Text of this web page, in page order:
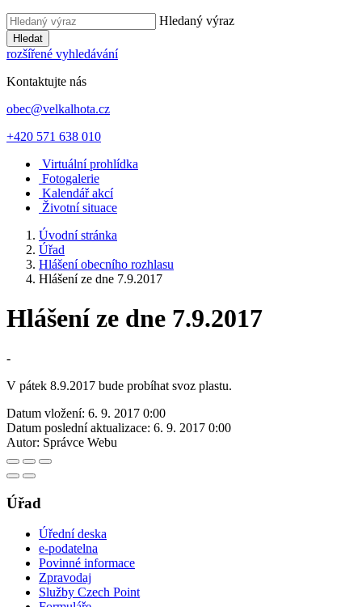
Hledaný výraz
Hledat
rozšířené vyhledávání
Kontaktujte nás
obec@velkalhota.cz
+420 571 638 010
Virtuální prohlídka
Fotogalerie
Kalendář akcí
Životní situace
Úvodní stránka
Úřad
Hlášení obecního rozhlasu
Hlášení ze dne 7.9.2017
Hlášení ze dne 7.9.2017
-
V pátek 8.9.2017 bude probíhat svoz plastu.
Datum vložení: 6. 9. 2017 0:00
Datum poslední aktualizace: 6. 9. 2017 0:00
Autor: Správce Webu
Úřad
Úřední deska
e-podatelna
Povinné informace
Zpravodaj
Služby Czech Point